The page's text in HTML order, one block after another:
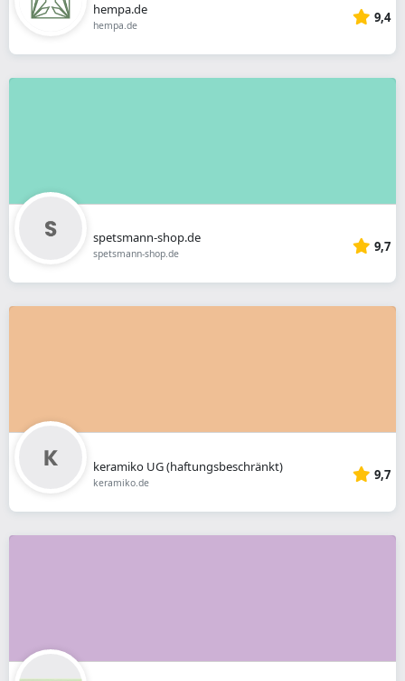
hempa.de
hempa.de 9,4
spetsmann-shop.de
spetsmann-shop.de 9,7
keramiko UG (haftungsbeschränkt)
keramiko.de 9,7